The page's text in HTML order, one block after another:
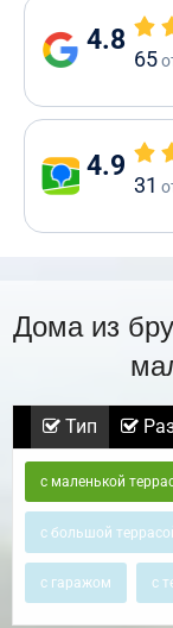
4.8
65
4.9
31
Дома из
Тип
с маленькой
с большой
с гаражом с